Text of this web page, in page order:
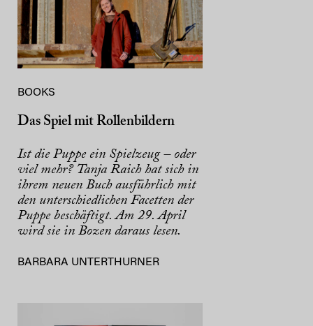
BOOKS
Das Spiel mit Rollenbildern
Ist die Puppe ein Spielzeug – oder
viel mehr? Tanja Raich hat sich in
ihrem neuen Buch ausführlich mit
den unterschiedlichen Facetten der
Puppe beschäftigt. Am 29. April
wird sie in Bozen daraus lesen.
BARBARA UNTERTHURNER